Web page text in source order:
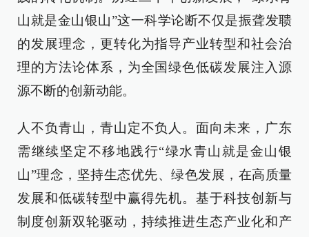
山就是金山银山”这一科学论断不仅是振聋发聩
的发展理念，更转化为指导产业转型和社会治
理的方法论体系，为全国绿色低碳发展注入源
源不断的创新动能。
人不负青山，青山定不负人。面向未来，广东
需继续坚定不移地践行“绿水青山就是金山银
山”理念，坚持生态优先、绿色发展，在高质量
发展和低碳转型中赢得先机。基于科技创新与
制度创新双轮驱动，持续推进生态产业化和产